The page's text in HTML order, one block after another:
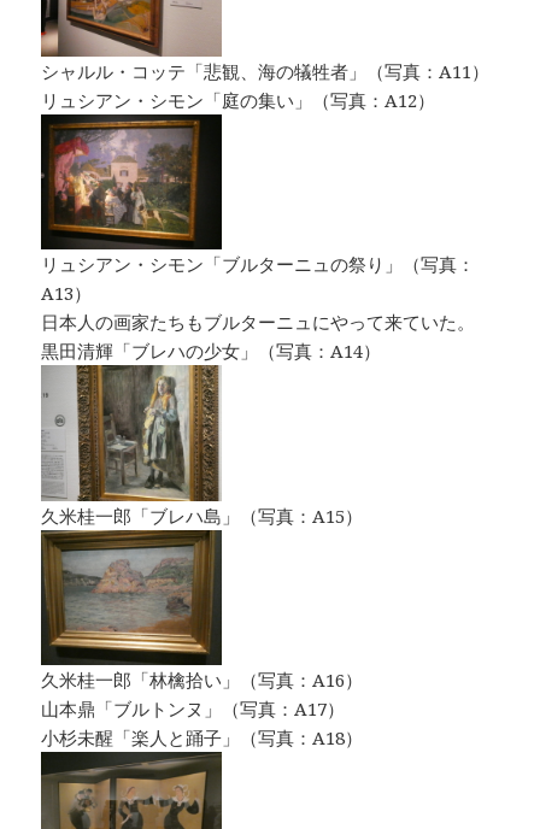
シャルル・コッテ「悲観、海の犠牲者」（写真：A11）
リュシアン・シモン「庭の集い」（写真：A12）
リュシアン・シモン「ブルターニュの祭り」（写真：
A13）
日本人の画家たちもブルターニュにやって来ていた。
黒田清輝「ブレハの少女」（写真：A14）
久米桂一郎「ブレハ島」（写真：A15）
久米桂一郎「林檎拾い」（写真：A16）
山本鼎「ブルトンヌ」（写真：A17）
小杉未醒「楽人と踊子」（写真：A18）